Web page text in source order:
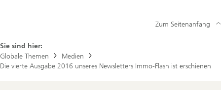
Sie sind hier:
Globale Themen
Medien
Die vierte Ausgabe 2016 unseres Newsletters Immo-Flash ist erschienen
Zum Seitenanfang